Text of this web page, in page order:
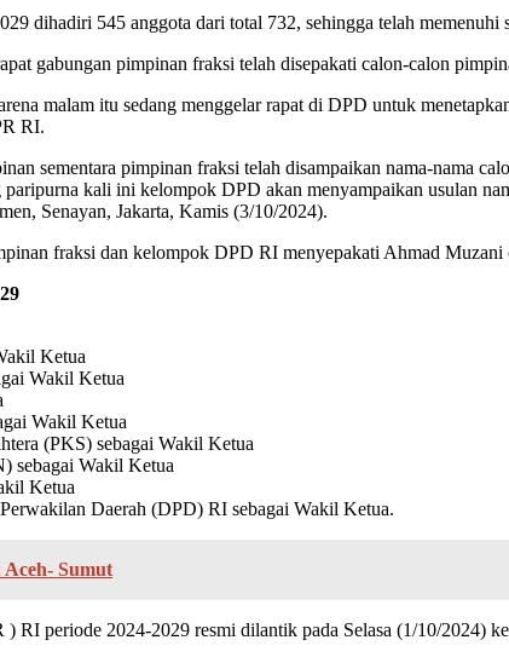
dihadiri 545 anggota dari total 732, sehingga telah memenuhi
gabungan pimpinan fraksi telah disepakati calon-calon
malam itu sedang menggelar rapat di DPD untuk
RI.
sementara pimpinan fraksi telah disampaikan nama-nama
kali ini kelompok DPD akan menyampaikan usulan
Senayan, Jakarta, Kamis (3/10/2024).
fraksi dan kelompok DPD RI menyepakati Ahmad
Ketua
Wakil Ketua
Wakil Ketua
(PKS) sebagai Wakil Ketua
sebagai Wakil Ketua
Ketua
Daerah (DPD) RI sebagai Wakil Ketua.
Sumut
periode 2024-2029 resmi dilantik pada Selasa (1/10/2024)